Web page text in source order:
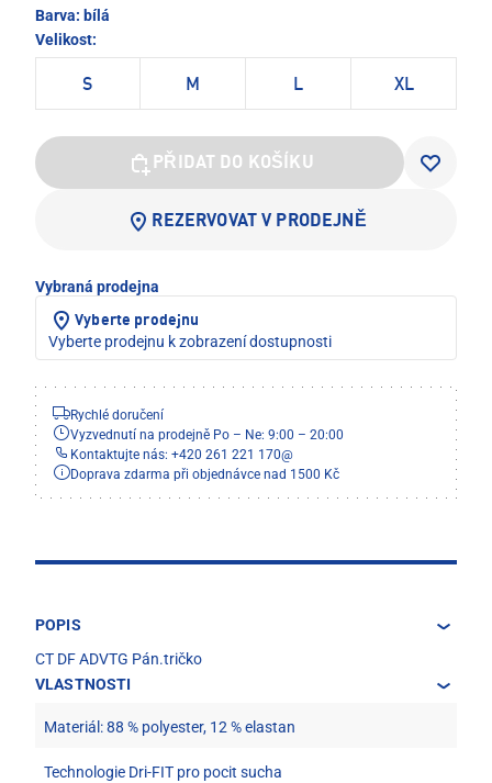
Barva: bílá
Velikost:
S M L XL
PŘIDAT DO KOŠÍKU
REZERVOVAT V PRODEJNĚ
Vybraná prodejna
Vyberte prodejnu
Vyberte prodejnu k zobrazení dostupnosti
Rychlé doručení
Vyzvednutí na prodejně Po – Ne: 9:00 – 20:00
Kontaktujte nás: +420 261 221 170@
Doprava zdarma při objednávce nad 1500 Kč
POPIS
CT DF ADVTG Pán.tričko
VLASTNOSTI
Materiál: 88 % polyester, 12 % elastan
Technologie Dri-FIT pro pocit sucha